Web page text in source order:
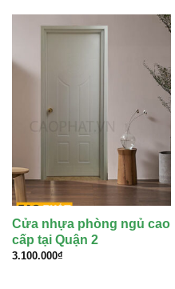
2.990.000₫.
Cửa nhựa phòng ngủ cao
cấp tại Quận 2
3.100.000₫